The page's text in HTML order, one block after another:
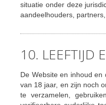
situatie onder deze
aandeelhouders,
10. LEEFTIJD
De Website en inhoud
van 18 jaar, en zijn noch
te verzamelen,